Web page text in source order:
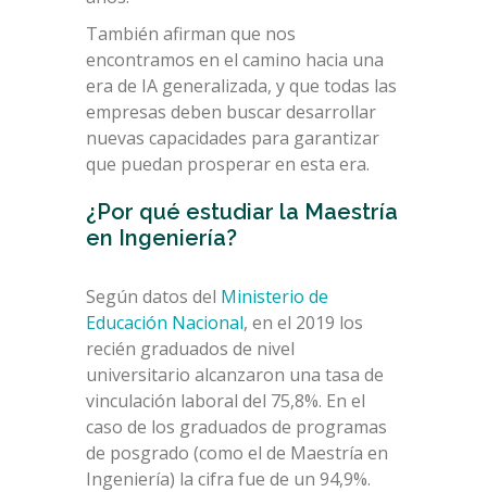
También afirman que nos
encontramos en el camino hacia una
era de IA generalizada, y que todas las
empresas deben buscar desarrollar
nuevas capacidades para garantizar
que puedan prosperar en esta era.
¿Por qué estudiar la Maestría
en Ingeniería?
Según datos del Ministerio de
Educación Nacional, en el 2019 los
recién graduados de nivel
universitario alcanzaron una tasa de
vinculación laboral del 75,8%. En el
caso de los graduados de programas
de posgrado (como el de Maestría en
Ingeniería) la cifra fue de un 94,9%.